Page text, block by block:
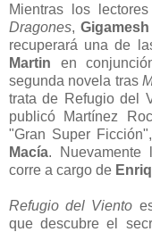
Mientras los
Dragones,Gigamesh
recuperará una de
Martin en
segunda novela tras
trata de Refugio del
publicó Martínez
"Gran Super
Macía. Nuevamente
corre a cargo de
Refugio del Viento
que descubre el